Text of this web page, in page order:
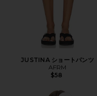
JUSTINA ショートパンツ
AFRM
$58